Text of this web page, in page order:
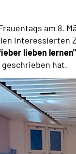
am 8.
interessierten
lieben lernen"
geschrieben hat.